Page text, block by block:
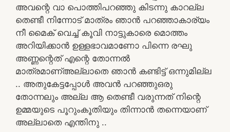
അവന്റെ വാ പൊത്തിപറഞ്ഞു കിടന്നു കാറല്ല
തെണ്ടീ നിന്നോട് മാത്രം ഞാൻ പറഞ്ഞാകാര്യം
നീ മൈക് വെച്ച് കൂവി നാട്ടുകാരെ മൊത്തം
അറിയിക്കാൻ ഉള്ളഭാവമാണോ പിന്നെ രഘു
അണ്ണന്റെത് എന്റെ തോന്നൽ
മാത്രമാണ്അല്ലാതെ ഞാൻ കണ്ടിട്ട് ഒന്നുമില്ല
.. അതുകേട്ടപ്പോൾ അവൻ പറഞ്ഞുഒരു
തോന്നലും അല്ല ആ തെണ്ടീ വരുന്നത് നിന്റെ
ഉമ്മയുടെ പൂറുംകൂതിയും തിന്നാൻ തന്നെയാണ്
അല്ലാതെ എന്തിനു ..